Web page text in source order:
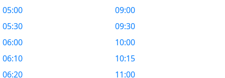
05:00
05:30
06:00
06:10
06:20
09:00
09:30
10:00
10:15
11:00